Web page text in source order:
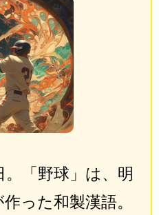
「野球」は、明
った和製漢語。